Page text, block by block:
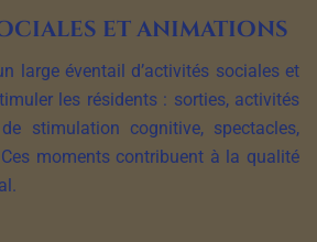
et animations
large éventail d’activités sociales et
les résidents : sorties, activités
stimulation cognitive, spectacles,
moments contribuent à la qualité